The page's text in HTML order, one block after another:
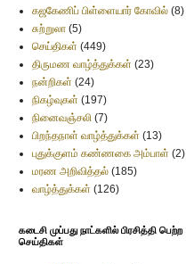
கஜகேணிப் பிள்ளையார் கோவில் (8)
சுற்றுலா (5)
செய்திகள் (449)
திருமண வாழ்த்துக்கள் (23)
நன்றிகள் (24)
நிகழ்வுகள் (197)
நினைவஞ்சலி (7)
பிறந்தநாள் வாழ்த்துக்கள் (13)
புதுக்குளம் கண்ணகை அம்பாள் (2)
மரண அறிவித்தல் (185)
வாழ்த்துக்கள் (126)
கடைசி முப்பது நாட்களில் பிரசித்தி பெற்ற
செய்திகள்